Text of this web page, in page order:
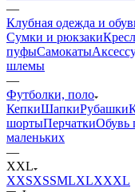
—
Клубная одежда и
Сумки и рюкзаки
пуфыСамокаты
шлемы
—
Футболки, поло
КепкиШапкиРубашки
шортыПерчаткиОбувь
маленьких
—
XXL
XXSXSSMLXLXXXL